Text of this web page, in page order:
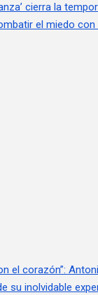
cierra la
el miedo
el corazón”:
su inolvidable